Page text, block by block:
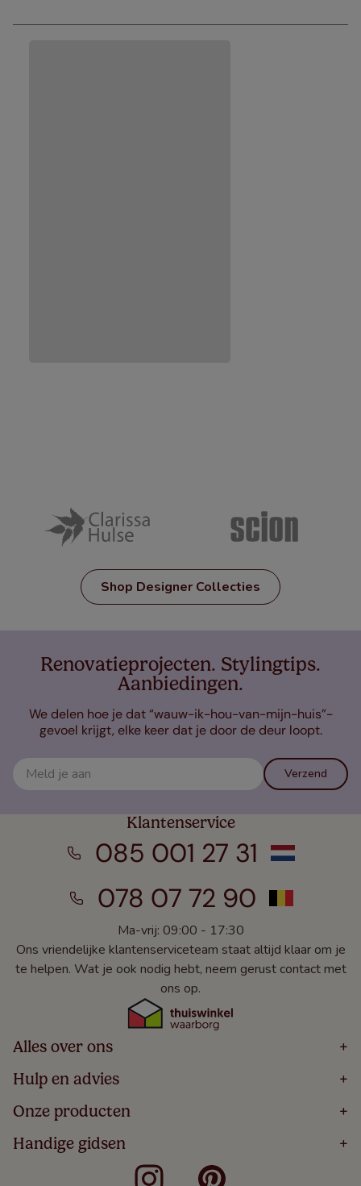
Shop Designer Collecties
Renovatieprojecten. Stylingtips.
Aanbiedingen.
We delen hoe je dat “wauw-ik-hou-van-mijn-huis”-
gevoel krijgt, elke keer dat je door de deur loopt.
Verzend
Klantenservice
085 001 27 31
078 07 72 90
Ma-vrij: 09:00 - 17:30
Ons vriendelijke klantenserviceteam staat altijd klaar om je
te helpen. Wat je ook nodig hebt, neem gerust contact met
ons op.
Alles over ons +
Home
Over
Bestellen
Winacties
Hulp en advies +
Volg Je Bestelling
Levering
5 Jaar Garantie
Algemene Voorwaarden
Onze producten +
Houten Jaloezieën
Rolgordijnen
Handige gidsen +
Meten Voor Raamdecoratie